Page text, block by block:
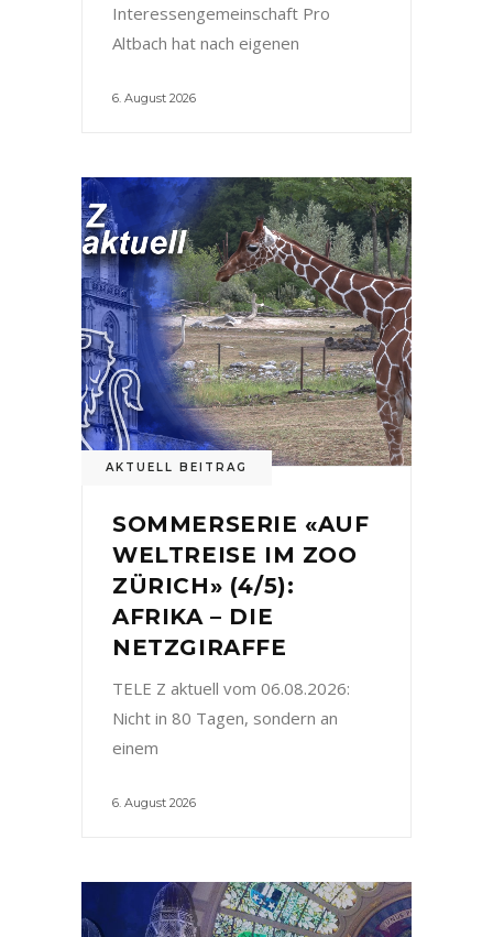
Interessengemeinschaft Pro
Altbach hat nach eigenen
6. August 2026
AKTUELL BEITRAG
SOMMERSERIE «AUF
WELTREISE IM ZOO
ZÜRICH» (4/5):
AFRIKA – DIE
NETZGIRAFFE
TELE Z aktuell vom 06.08.2026:
Nicht in 80 Tagen, sondern an
einem
6. August 2026